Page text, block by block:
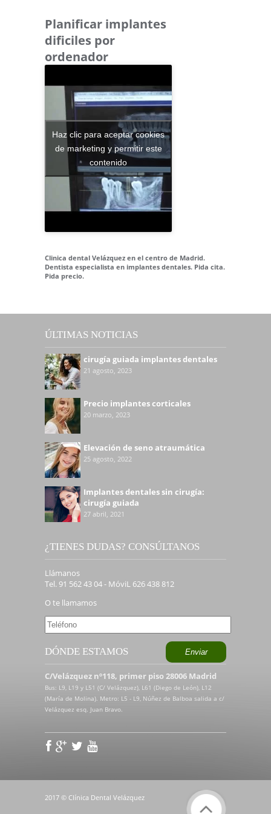
Planificar implantes
dificiles por
ordenador
Haz clic para aceptar cookies
de marketing y permitir este
contenido
Clinica dental Velázquez en el centro de Madrid.
Dentista especialista en implantes dentales. Pida cita.
Pida precio.
ÚLTIMAS NOTICIAS
cirugía guiada implantes dentales
21 agosto, 2023
Precio implantes corticales
20 marzo, 2023
Elevación de seno atraumática
25 agosto, 2022
Implantes dentales sin cirugía:
cirugía guiada
27 abril, 2021
¿TIENES DUDAS? CONSÚLTANOS
Llámanos
Tel. 91 562 43 04 - MóviL 626 438 812
O te llamamos
DÓNDE ESTAMOS
C/Velázquez nº118, primer piso 28006 Madrid
Bus: L9, L19 y L51 (C/ Velázquez), L61 (Diego de León), L12
(María de Molina). Metro: L5 - L9, Núñez de Balboa salida a c/
Velázquez esq. Juan Bravo.
2017 © Clínica Dental Velázquez